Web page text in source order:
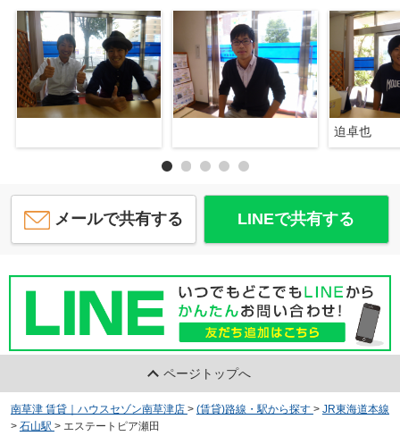
迫卓也
メールで共有する LINEで共有する
ページトップへ
南草津 賃貸｜ハウスセゾン南草津店 > (賃貸)路線・駅から探す > JR東海道本線
> 石山駅 > エステートピア瀬田